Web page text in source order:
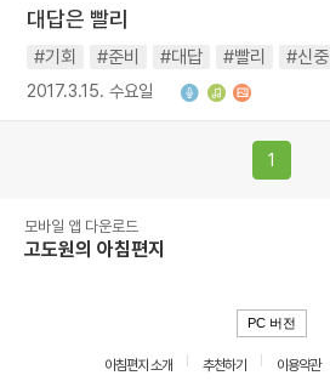
대답은 빨리
#기회 #준비 #대답 #빨리 #신중
2017.3.15. 수요일
1
모바일 앱 다운로드
고도원의 아침편지
PC 버전
아침편지 소개 추천하기 이용약관